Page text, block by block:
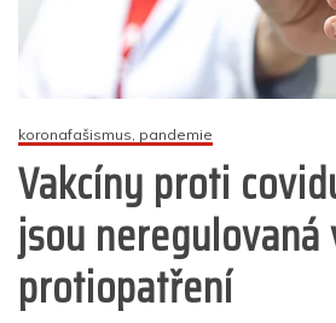
koronafašismus, pandemie
Vakcíny proti
jsou neregulovaná
protiopatření